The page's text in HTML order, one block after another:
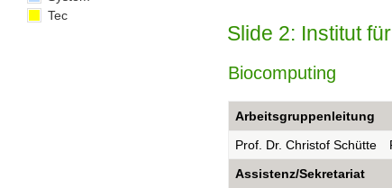
Slide 2: Institut
Biocomputing
Arbeitsgruppenleitung
Prof. Dr. Christof Schütte
Assistenz/Sekretariat
Tec